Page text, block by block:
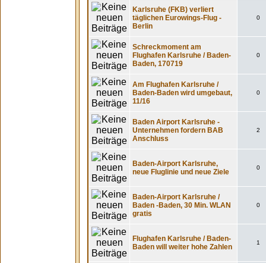
Karlsruhe (FKB) verliert
täglichen Eurowings-Flug -
Berlin
0
Schreckmoment am
Flughafen Karlsruhe / Baden-
Baden, 170719
0
Am Flughafen Karlsruhe /
Baden-Baden wird umgebaut,
11/16
0
Baden Airport Karlsruhe -
Unternehmen fordern BAB
Anschluss
2
Baden-Airport Karlsruhe,
neue Fluglinie und neue Ziele
0
Baden-Airport Karlsruhe /
Baden -Baden, 30 Min. WLAN
gratis
0
Flughafen Karlsruhe / Baden-
Baden will weiter hohe Zahlen
1